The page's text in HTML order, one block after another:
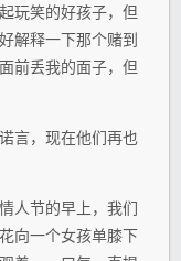
玩笑的好孩子，但
解释一下那个赌到
前丢我的面子，但
言，现在他们再也
人节的早上，我们
向一个女孩单膝下